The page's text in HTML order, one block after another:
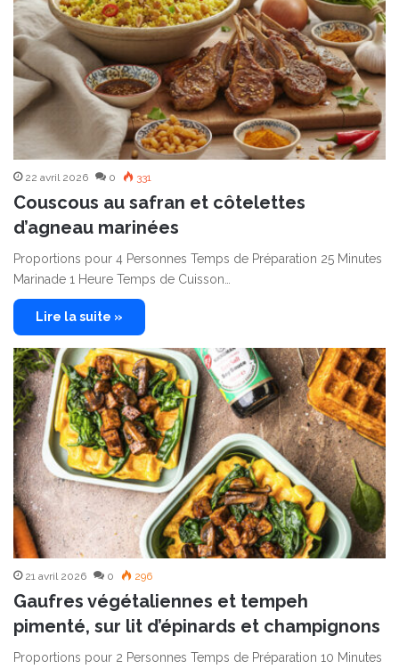
22 avril 2026 0 331
Couscous au safran et côtelettes
d’agneau marinées
Proportions pour 4 Personnes Temps de Préparation 25 Minutes
Marinade 1 Heure Temps de Cuisson…
Lire la suite »
21 avril 2026 0 296
Gaufres végétaliennes et tempeh
pimenté, sur lit d’épinards et champignons
Proportions pour 2 Personnes Temps de Préparation 10 Minutes